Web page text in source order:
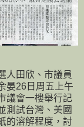
人田欣、市議員
晏26日周五上午
議會一樓舉行記
測試台灣、美國
的溶解程度，討